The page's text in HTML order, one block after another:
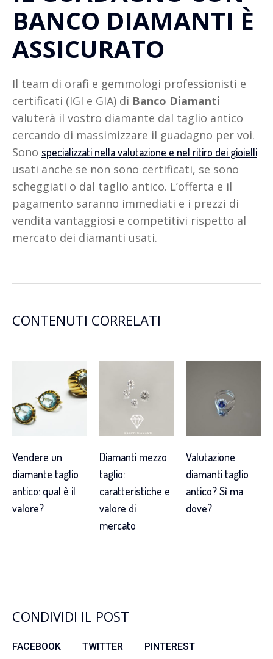
BANCO DIAMANTI È
ASSICURATO
Il team di orafi e gemmologi professionisti e
certificati (IGI e GIA) di Banco Diamanti
valuterà il vostro diamante dal taglio antico
cercando di massimizzare il guadagno per voi.
Sono specializzati nella valutazione e nel ritiro dei gioielli
usati anche se non sono certificati, se sono
scheggiati o dal taglio antico. L’offerta e il
pagamento saranno immediati e i prezzi di
vendita vantaggiosi e competitivi rispetto al
mercato dei diamanti usati.
CONTENUTI CORRELATI
Vendere un
diamante taglio
antico: qual è il
valore?
Diamanti mezzo
taglio:
caratteristiche e
valore di
mercato
Valutazione
diamanti taglio
antico? Sì ma
dove?
CONDIVIDI IL POST
FACEBOOK TWITTER PINTEREST